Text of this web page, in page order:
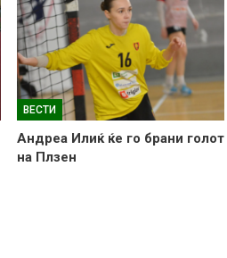
ВЕСТИ
Андреа Илиќ ќе го брани голот
на Плзен